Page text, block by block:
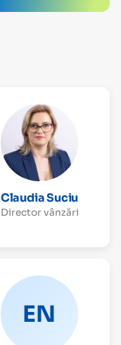
Claudia Suciu
Director vânzări
EN